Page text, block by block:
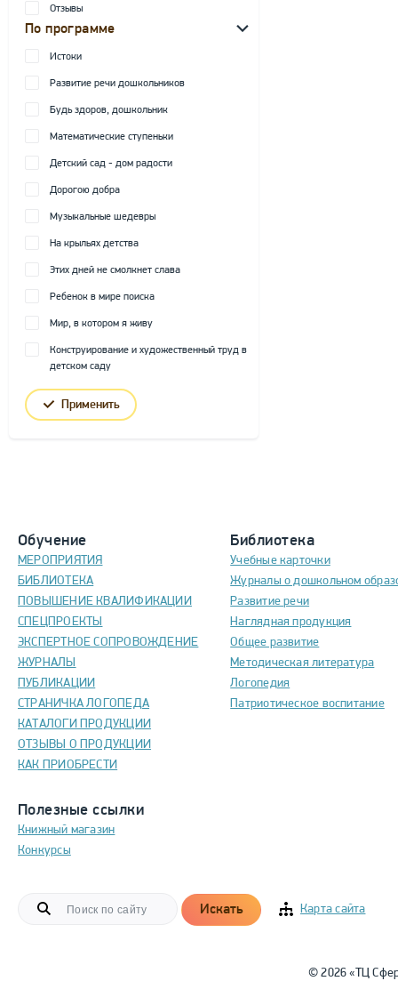
Отзывы
По программе
Истоки
Развитие речи дошкольников
Будь здоров, дошкольник
Математические ступеньки
Детский сад - дом радости
Дорогою добра
Музыкальные шедевры
На крыльях детства
Этих дней не смолкнет слава
Ребенок в мире поиска
Мир, в котором я живу
Конструирование и художественный труд в
детском саду
Применить
Обучение
МЕРОПРИЯТИЯ
БИБЛИОТЕКА
ПОВЫШЕНИЕ КВАЛИФИКАЦИИ
СПЕЦПРОЕКТЫ
ЭКСПЕРТНОЕ СОПРОВОЖДЕНИЕ
ЖУРНАЛЫ
ПУБЛИКАЦИИ
СТРАНИЧКА ЛОГОПЕДА
КАТАЛОГИ ПРОДУКЦИИ
ОТЗЫВЫ О ПРОДУКЦИИ
КАК ПРИОБРЕСТИ
Полезные ссылки
Книжный магазин
Конкурсы
Библиотека
Учебные карточки
Журналы о дошкольном
Развитие речи
Наглядная продукция
Общее развитие
Методическая литература
Логопедия
Патриотическое воспитание
Искать Карта сайта
© 2026 «ТЦ